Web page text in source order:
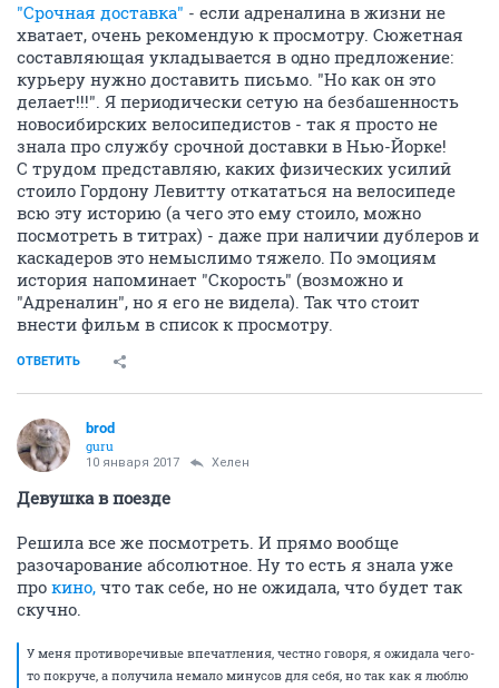
"Срочная доставка" - если адреналина в жизни не
хватает, очень рекомендую к просмотру. Сюжетная
составляющая укладывается в одно предложение:
курьеру нужно доставить письмо. "Но как он это
делает!!!". Я периодически сетую на безбашенность
новосибирских велосипедистов - так я просто не
знала про службу срочной доставки в Нью-Йорке!
С трудом представляю, каких физических усилий
стоило Гордону Левитту откататься на велосипеде
всю эту историю (а чего это ему стоило, можно
посмотреть в титрах) - даже при наличии дублеров и
каскадеров это немыслимо тяжело. По эмоциям
история напоминает "Скорость" (возможно и
"Адреналин", но я его не видела). Так что стоит
внести фильм в список к просмотру.
ОТВЕТИТЬ
brod
guru
10 января 2017 Хелен
Девушка в поезде
Решила все же посмотреть. И прямо вообще
разочарование абсолютное. Ну то есть я знала уже
про кино, что так себе, но не ожидала, что будет так
скучно.
У меня противоречивые впечатления, честно говоря, я ожидала чего-
то покруче, а получила немало минусов для себя, но так как я люблю